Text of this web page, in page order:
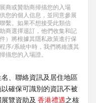
商或贊助商掃描您的入場
您的個人信息，並同意參展
繫。如果不想接受此類信
商選擇退訂，他們收集和記
）將根據其隱私政策進行保
序/系統中時，我們將維護其
描您的入場證。
、聯絡資訊及居住地區
確保可識別的資訊不被
覽資助及 香港禮遇之核